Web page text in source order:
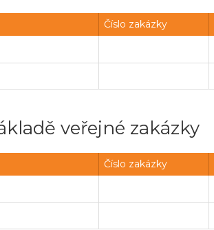
Číslo zakázky
veřejné zakázky
Číslo zakázky